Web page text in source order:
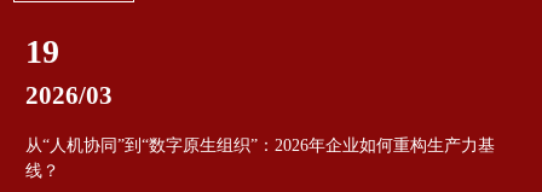
19
2026/03
从“人机协同”到“数字原生组织”：2026年企业如何重构生产力基
线？